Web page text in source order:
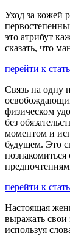
Уход за кожей
это атрибут
сказать, что
перейти к
Связь на одну
физическом
без
моментом и
будущем. Это
перейти к
Настоящая
выражать
используя